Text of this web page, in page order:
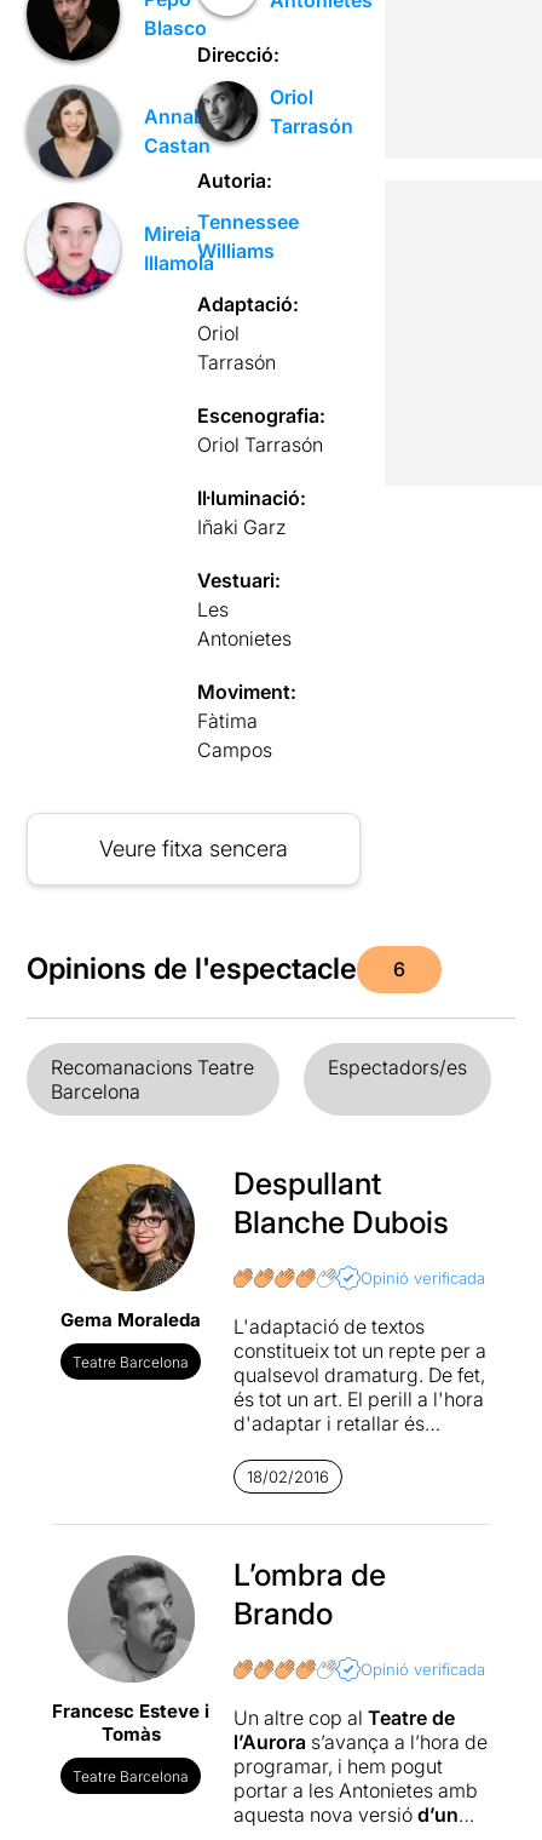
Blasco
Annabel
Castan
Mireia
Illamola
Direcció:
Oriol
Tarrasón
Autoria:
Tennessee
Williams
Adaptació:
Oriol
Tarrasón
Escenografia:
Oriol Tarrasón
Il·luminació:
Iñaki Garz
Vestuari:
Les
Antonietes
Moviment:
Fàtima
Campos
Veure fitxa sencera
Opinions de l'espectacle 6
Recomanacions Teatre
Barcelona
Espectadors/es
Gema Moraleda
Teatre Barcelona
Despullant
Blanche Dubois
Opinió verificada
L'adaptació de textos
constitueix tot un repte per a
qualsevol dramaturg. De fet,
és tot un art. El perill a l'hora
d'adaptar i retallar és
trama i deixar els
personatges aprimats i en
els ossos, com fantasmes
sense objectius ni
motivacions. No és el
cas d'Oriol Tarrasón
tramvia anomenat desigha
aconseguit que els
personatges brillin i es
desenvolupin en tota la seva
complexitat, en especial, la
seva immortal protagonista
Blanche Dubois.
18/02/2016
Francesc Esteve i
Tomàs
Teatre Barcelona
L’ombra de
Brando
Opinió verificada
Un altre cop al Teatre de
l’Aurora s’avança a l’hora de
programar, i hem pogut
portar a les Antonietes amb
aquesta nova versió d’un